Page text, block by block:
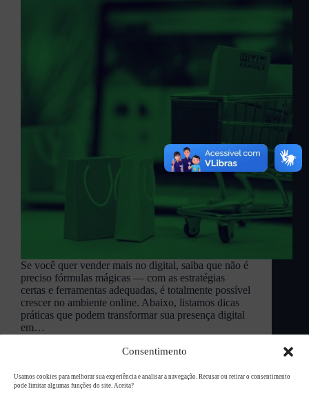
Consentimento
Usamos cookies para melhorar sua experiência e analisar a navegação. Recusar ou retirar o consentimento
pode limitar algumas funções do site. Aceita?
Se você quer vender mais no digital, saiba que não é
preciso fórmulas mágicas — com as estratégias
certas e ferramentas adequadas, é totalmente possível
crescer no ambiente online. Abaixo, listamos dicas
práticas que podem transformar sua presença digital
em…